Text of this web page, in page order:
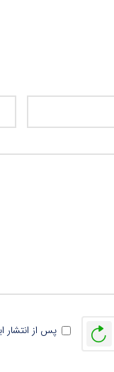
بازخوانیپس از انتشار